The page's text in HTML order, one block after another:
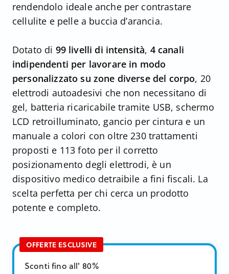
rendendolo ideale anche per contrastare
cellulite e pelle a buccia d’arancia.
Dotato di 99 livelli di intensità, 4 canali
indipendenti per lavorare in modo
personalizzato su zone diverse del corpo, 20
elettrodi autoadesivi che non necessitano di
gel, batteria ricaricabile tramite USB, schermo
LCD retroilluminato, gancio per cintura e un
manuale a colori con oltre 230 trattamenti
proposti e 113 foto per il corretto
posizionamento degli elettrodi, è un
dispositivo medico detraibile a fini fiscali. La
scelta perfetta per chi cerca un prodotto
potente e completo.
OFFERTE ESCLUSIVE
Sconti fino all' 80%